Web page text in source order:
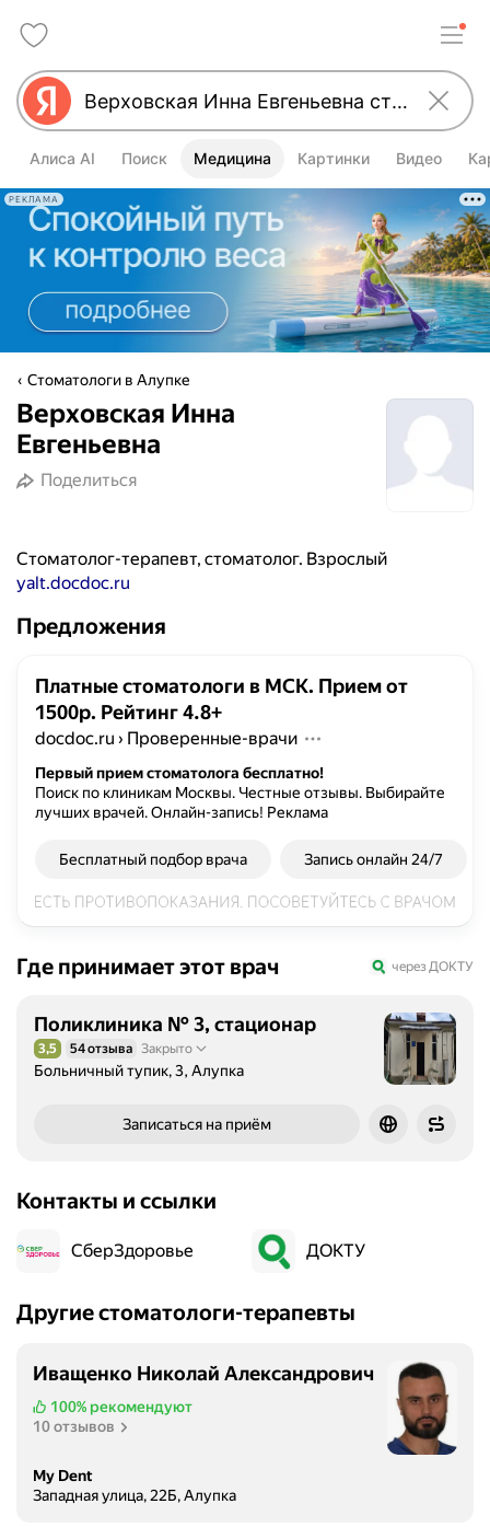
Алиса AI Поиск Медицина Картинки Видео
РЕКЛАМА
Стоматологи в Алупке
Верховская Инна
Евгеньевна
Поделиться
Стоматолог-терапевт, стоматолог. Взрослый
yalt.docdoc.ru
Предложения
Платные стоматологи в МСК. Прием от
1500р. Рейтинг 4.8+
docdoc.ru › Проверенные-врачи
Первый прием стоматолога бесплатно!
Поиск по клиникам Москвы. Честные отзывы. Выбирайте
лучших врачей. Онлайн-запись! Реклама
Бесплатный подбор врача Запись онлайн 24/7
Где принимает этот врач через ДОКТУ
Поликлиника № 3, стационар
Рейтинг 3,5 из 5
3,5 54 отзыва Закрыто
Больничный тупик, 3, Алупка
Записаться на приём
Контакты и ссылки
СберЗдоровье ДОКТУ
Другие стоматологи-терапевты
Иващенко Николай Александрович
100% рекомендуют
10 отзывов
My Dent
Западная улица, 22Б, Алупка